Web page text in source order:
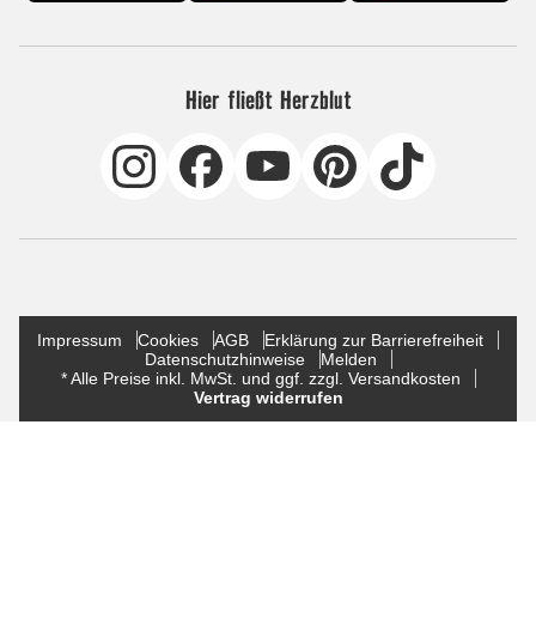
Hier fließt Herzblut
Impressum Cookies AGB
Erklärung zur Barrierefreiheit
Datenschutzhinweise
Melden
* Alle Preise inkl. MwSt. und ggf. zzgl. Versandkosten
Vertrag widerrufen